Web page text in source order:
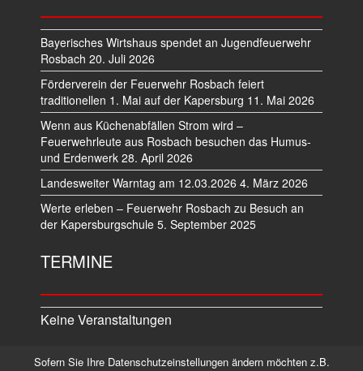
Bayerisches Wirtshaus spendet an Jugendfeuerwehr
Rosbach 20. Juli 2026
Förderverein der Feuerwehr Rosbach feiert
traditionellen 1. Mai auf der Kapersburg 11. Mai 2026
Wenn aus Küchenabfällen Strom wird –
Feuerwehrleute aus Rosbach besuchen das Humus-
und Erdenwerk 28. April 2026
Landesweiter Warntag am 12.03.2026 4. März 2026
Werte erleben – Feuerwehr Rosbach zu Besuch an
der Kapersburgschule 5. September 2025
TERMINE
Keine Veranstaltungen
Sofern Sie Ihre Datenschutzeinstellungen ändern möchten z.B.